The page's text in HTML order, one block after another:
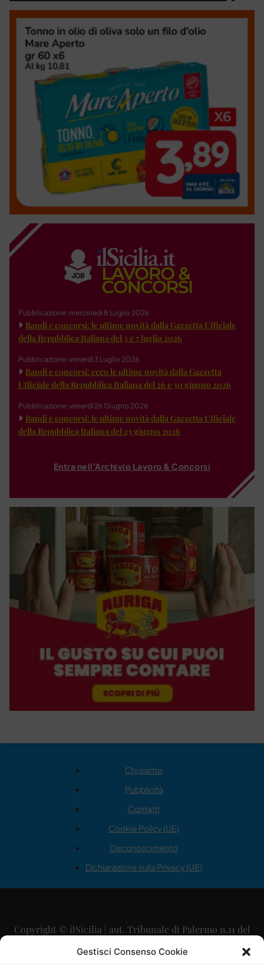
Gestisci Consenso Cookie
Pubblicazione: mercoledì 8 Luglio 2026
Bandi e concorsi: le ultime novità dalla Gazzetta Ufficiale
della Repubblica Italiana del 3 e 7 luglio 2026
Pubblicazione: venerdì 3 Luglio 2026
Bandi e concorsi: ecco le ultime novità dalla Gazzetta
Ufficiale della Repubblica Italiana del 26 e 30 giugno 2026
Pubblicazione: venerdì 26 Giugno 2026
Bandi e concorsi: le ultime novità dalla Gazzetta Ufficiale
della Repubblica Italiana del 23 giugno 2026
Entra nell'Archivio Lavoro & Concorsi
Chi siamo
Pubblicità
Contatti
Cookie Policy (UE)
Disconoscimento
Dichiarazione sulla Privacy (UE)
Copyright © ilSicilia | aut. Tribunale di Palermo n.11 del
29/09/2015